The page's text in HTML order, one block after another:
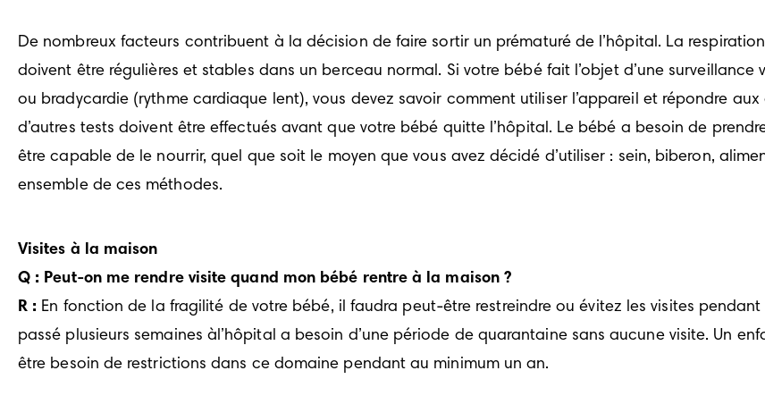
De nombreux facteurs contribuent à la décision de faire sortir un prématuré de l’hôpital. La
doivent être régulières et stables dans un berceau normal. Si votre bébé fait l’objet d’une
ou bradycardie (rythme cardiaque lent), vous devez savoir comment utiliser l’appareil et répondre
d’autres tests doivent être effectués avant que votre bébé quitte l’hôpital. Le bébé a besoin de
être capable de le nourrir, quel que soit le moyen que vous avez décidé d’utiliser : sein, biberon,
ensemble de ces méthodes.
Visites à la maison
Q : Peut-on me rendre visite quand mon bébé rentre à la maison ?
R : En fonction de la fragilité de votre bébé, il faudra peut-être restreindre ou évitez les visites
passé plusieurs semaines àl’hôpital a besoin d’une période de quarantaine sans aucune visite. Un
être besoin de restrictions dans ce domaine pendant au minimum un an.